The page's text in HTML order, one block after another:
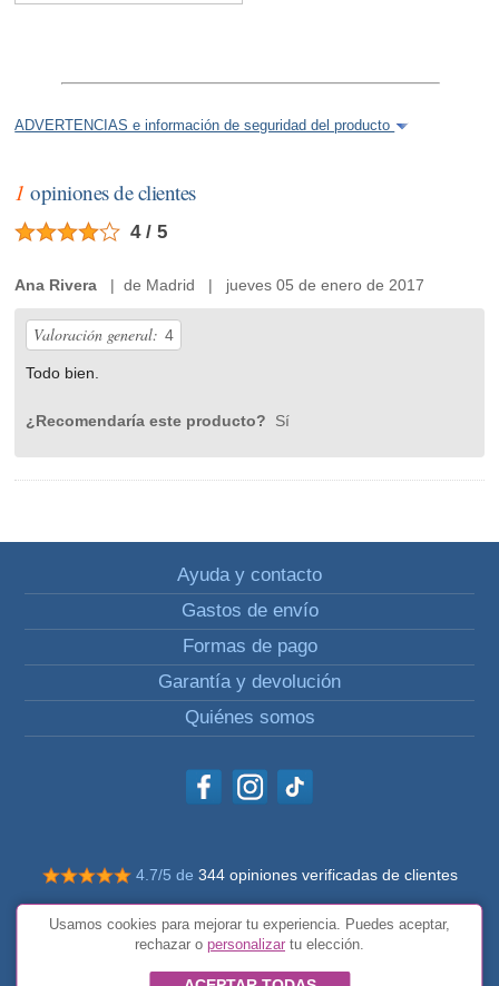
ADVERTENCIAS e información de seguridad del producto
1 opiniones de clientes
4 / 5
Ana Rivera | de Madrid | jueves 05 de enero de 2017
Valoración general: 4
Todo bien.
¿Recomendaría este producto? Sí
Ayuda y contacto
Gastos de envío
Formas de pago
Garantía y devolución
Quiénes somos
4.7/5 de 344 opiniones verificadas de clientes
© Todos los derechos reservados Impulsivos
Condiciones generales
Usamos cookies para mejorar tu experiencia. Puedes aceptar,
rechazar o personalizar tu elección.